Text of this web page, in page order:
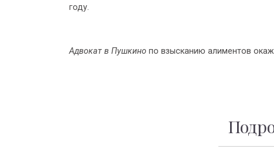
году.
Адвокат в Пушкинопо взысканию алиментов